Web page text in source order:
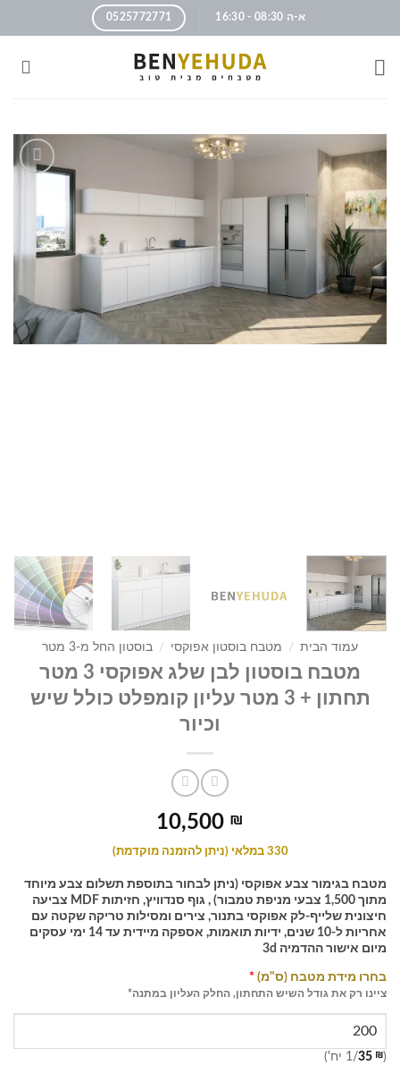
א-ה 08:30 - 16:30 0525772771
עמוד הבית / מטבח בוסטון אפוקסי / בוסטון החל מ-3 מטר
מטבח בוסטון לבן שלג אפוקסי 3 מטר
תחתון + 3 מטר עליון קומפלט כולל שיש
וכיור
10,500 ₪
330 במלאי (ניתן להזמנה מוקדמת)
מטבח בגימור צבע אפוקסי (ניתן לבחור בתוספת תשלום צבע מיוחד
מתוך 1,500 צבעי מניפת טמבור) , גוף סנדוויץ, חזיתות MDF צביעה
חיצונית שלייף-לק אפוקסי בתנור, צירים ומסילות טריקה שקטה עם
אחריות ל-10 שנים, ידיות תואמות, אספקה מיידית עד 14 ימי עסקים
מיום אישור ההדמיה 3d
בחרו מידת מטבח (ס"מ) *
ציינו רק את גודל השיש התחתון, החלק העליון במתנה*
(
35 ₪
/1 יח')